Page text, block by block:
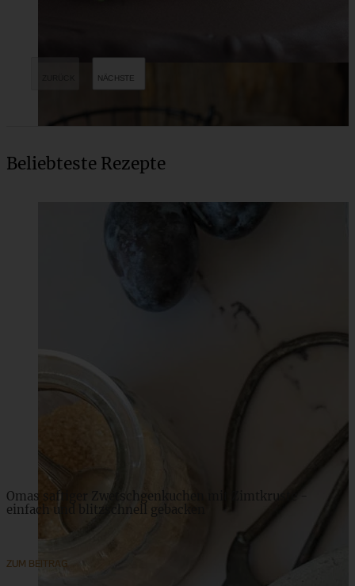
Saftiger Schokoladen-Nusskuchen mit Pastinaken
Beliebteste Rezepte
Omas saftiger Zwetschgenkuchen mit Zimtkruste -
einfach und blitzschnell gebacken
ZUM BEITRAG